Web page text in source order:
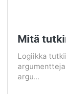
Mitä
Logiikka
argu...